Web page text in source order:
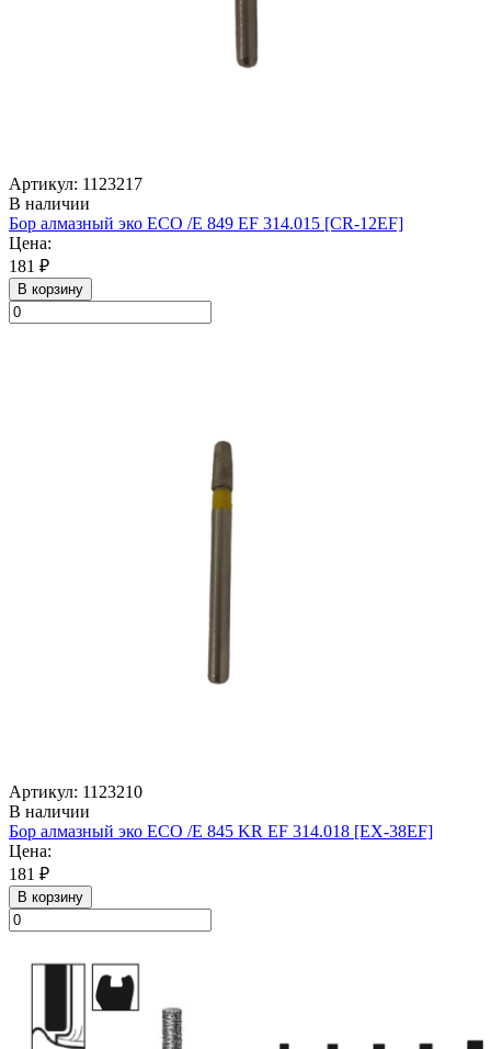
Артикул: 1123217
В наличии
Бор алмазный эко ECO /E 849 EF 314.015 [CR-12EF]
Цена:
181 ₽
В корзину
Артикул: 1123210
В наличии
Бор алмазный эко ECO /E 845 KR EF 314.018 [EX-38EF]
Цена:
181 ₽
В корзину